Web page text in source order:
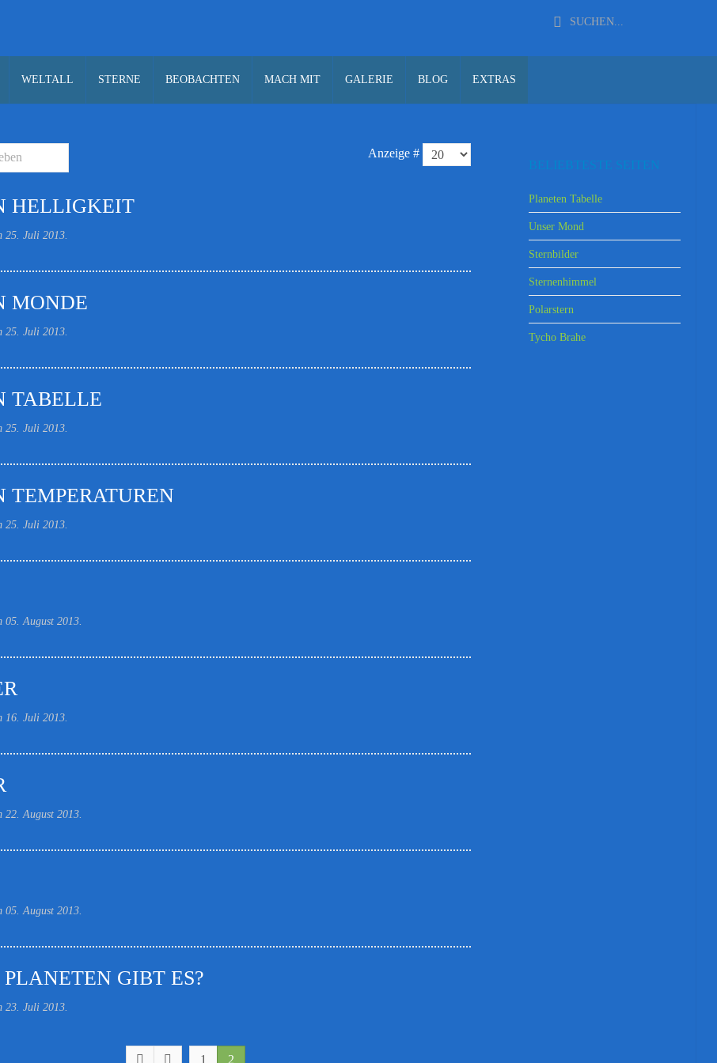
WELTALL STERNE BEOBACHTEN MACH MIT GALERIE BLOG EXTRAS
Anzeige #
HELLIGKEIT
25. Juli 2013
MONDE
25. Juli 2013
TABELLE
25. Juli 2013
TEMPERATUREN
25. Juli 2013
05. August 2013
16. Juli 2013
22. August 2013
05. August 2013
GIBT ES?
23. Juli 2013
1 2
BELIEBTESTE SEITEN
Planeten Tabelle
Unser Mond
Sternbilder
Sternenhimmel
Polarstern
Tycho Brahe